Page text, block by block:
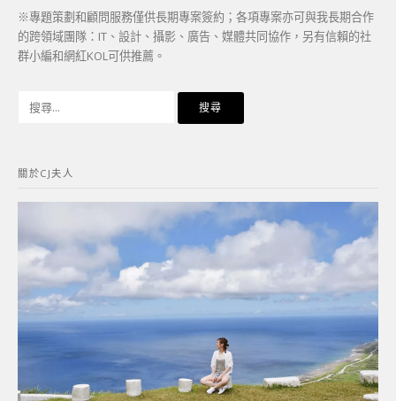
※專題策劃和顧問服務僅供長期專案簽約；各項專案亦可與我長期合作
的跨領域團隊：IT、設計、攝影、廣告、媒體共同協作，另有信賴的社
群小編和網紅KOL可供推薦。
字:
關於CJ夫人